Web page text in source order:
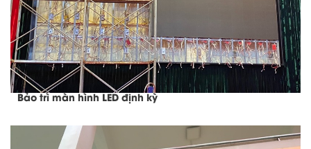
Bảo trì màn hình LED định kỳ